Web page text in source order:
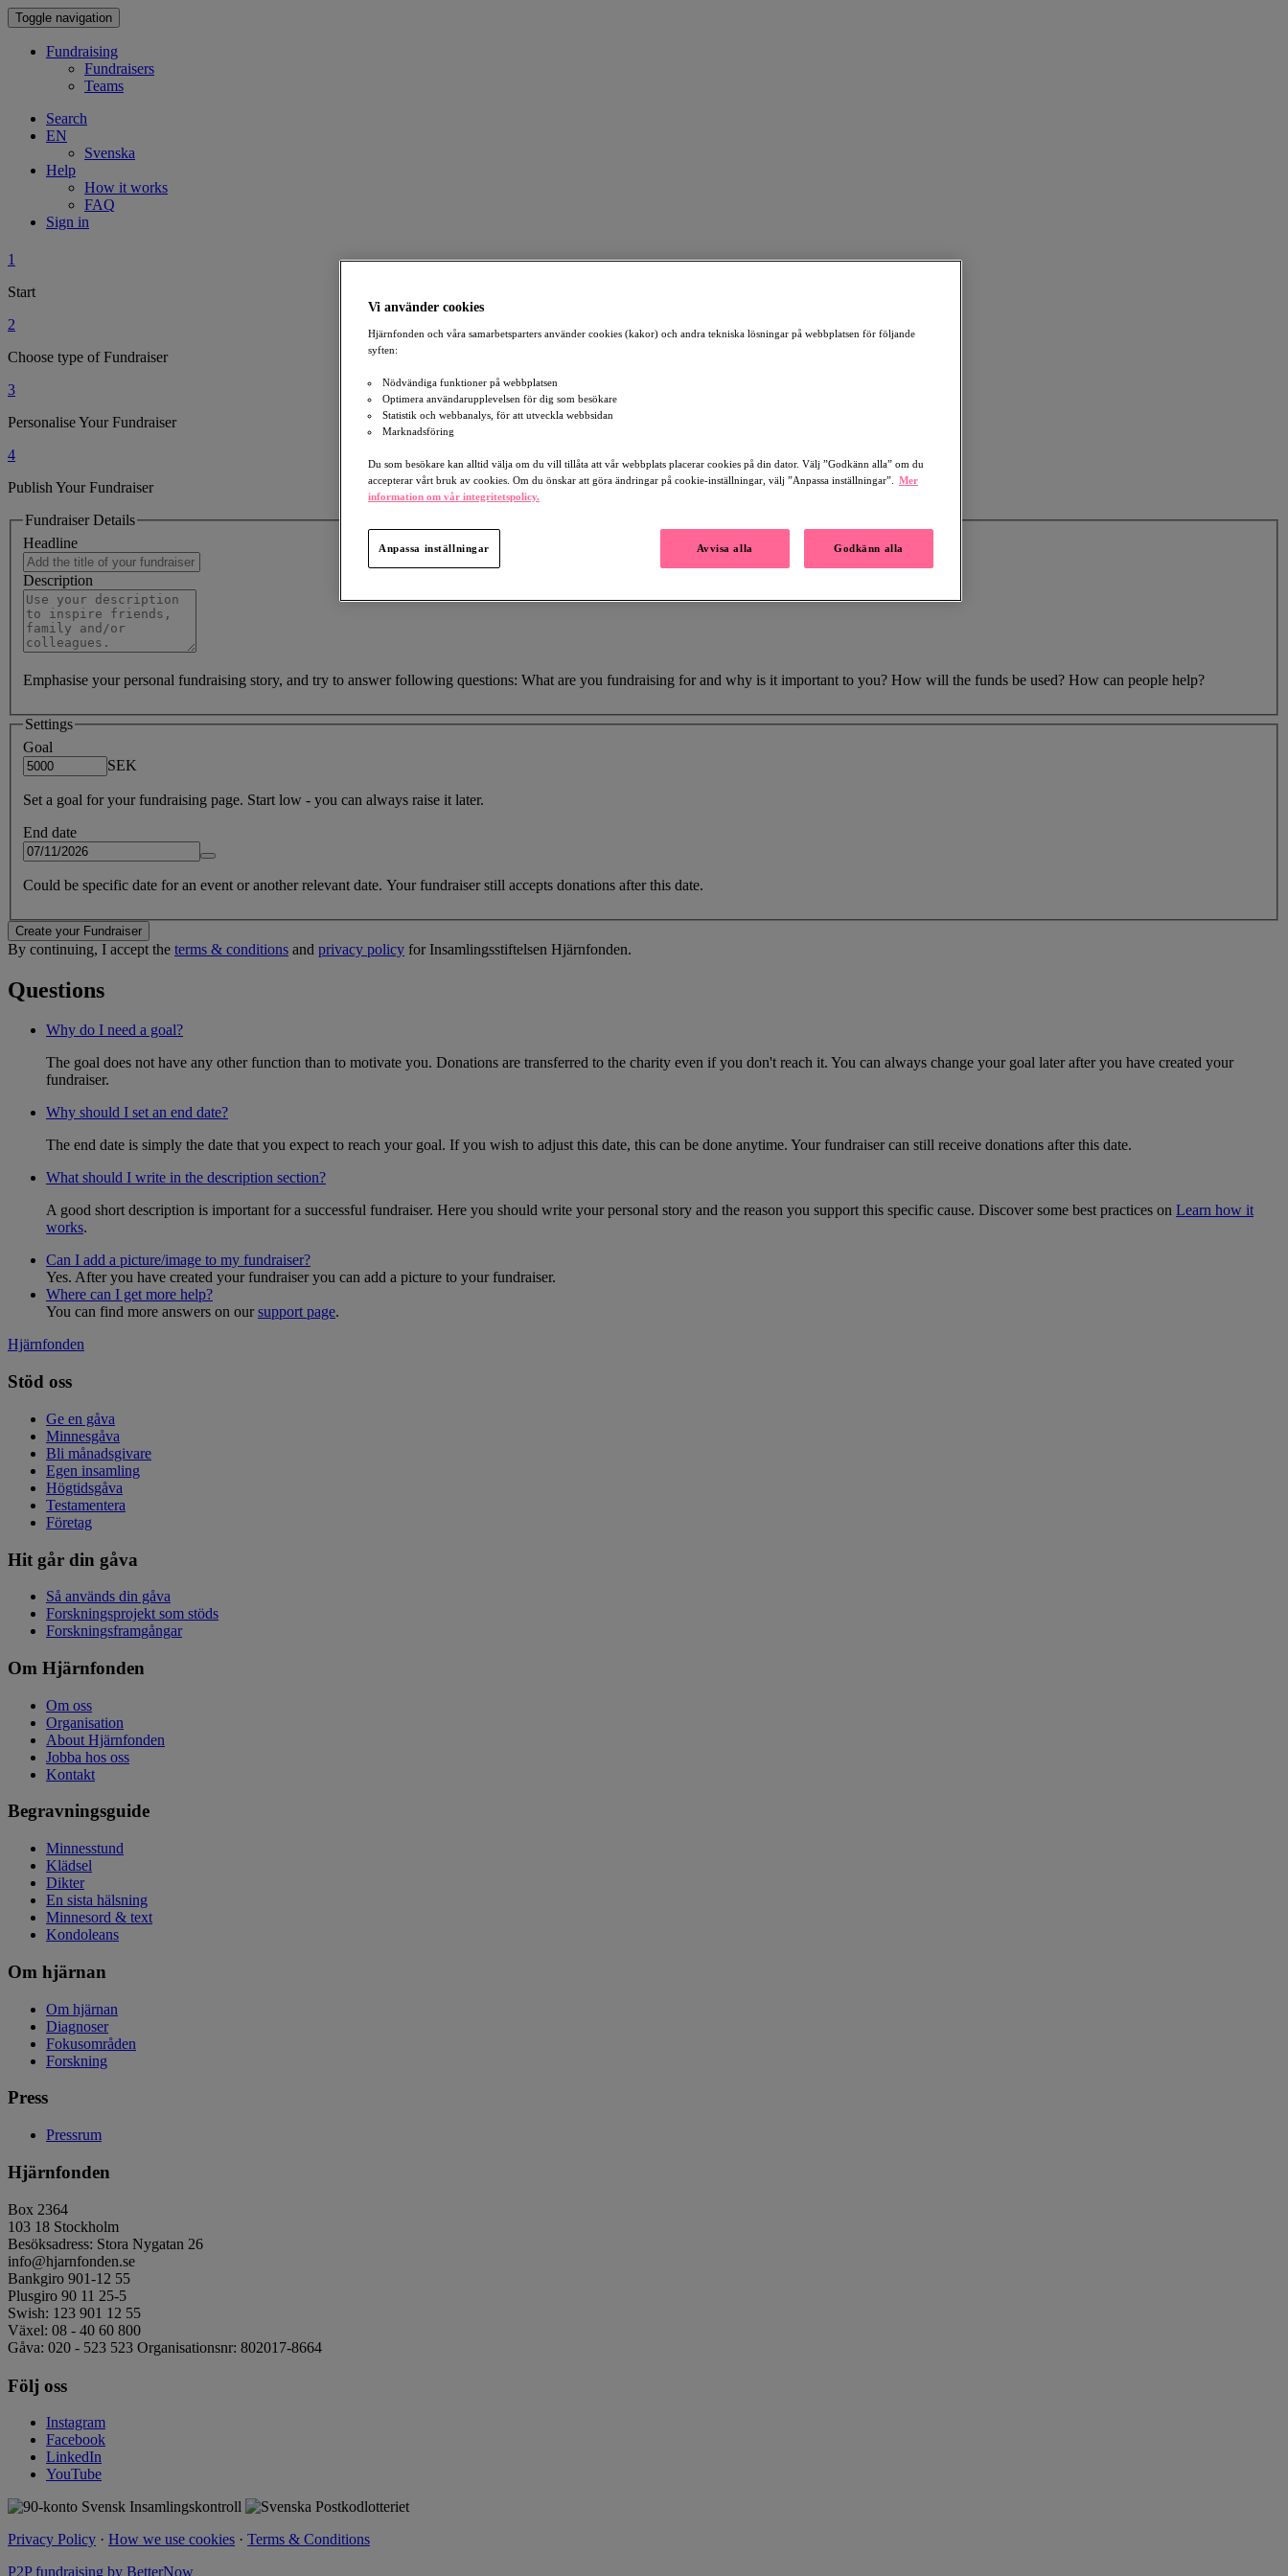
Toggle navigation
Fundraising
Fundraisers
Teams
Search
EN
Svenska
Help
How it works
FAQ
Sign in
1
Start
2
Choose type of Fundraiser
3
Personalise Your Fundraiser
4
Publish Your Fundraiser
Fundraiser Details
Headline
Description
Emphasise your personal fundraising story, and try to answer following questions: What are you fundraising for and why is it important to you? How will the funds be used? How can people help?
Settings
Goal
SEK
Set a goal for your fundraising page. Start low - you can always raise it later.
End date
Could be specific date for an event or another relevant date. Your fundraiser still accepts donations after this date.
Create your Fundraiser
By continuing, I accept the terms & conditions and privacy policy for Insamlingsstiftelsen Hjärnfonden.
Questions
Why do I need a goal?
The goal does not have any other function than to motivate you. Donations are transferred to the charity even if you don't reach it. You can always change your goal later after you have created your
fundraiser.
Why should I set an end date?
The end date is simply the date that you expect to reach your goal. If you wish to adjust this date, this can be done anytime. Your fundraiser can still receive donations after this date.
What should I write in the description section?
A good short description is important for a successful fundraiser. Here you should write your personal story and the reason you support this specific cause. Discover some best practices on Learn how it
works.
Can I add a picture/image to my fundraiser?
Yes. After you have created your fundraiser you can add a picture to your fundraiser.
Where can I get more help?
You can find more answers on oursupport page.
Hjärnfonden
Stöd oss
Ge en gåva
Minnesgåva
Bli månadsgivare
Egen insamling
Högtidsgåva
Testamentera
Företag
Hit går din gåva
Så används din gåva
Forskningsprojekt som stöds
Forskningsframgångar
Om Hjärnfonden
Om oss
Organisation
About Hjärnfonden
Jobba hos oss
Kontakt
Begravningsguide
Minnesstund
Klädsel
Dikter
En sista hälsning
Minnesord & text
Kondoleans
Om hjärnan
Om hjärnan
Diagnoser
Fokusområden
Forskning
Press
Pressrum
Hjärnfonden
Box 2364
103 18 Stockholm
Besöksadress: Stora Nygatan 26
info@hjarnfonden.se
Bankgiro 901-12 55
Plusgiro 90 11 25-5
Swish: 123 901 12 55
Växel: 08 - 40 60 800
Gåva: 020 - 523 523 Organisationsnr: 802017-8664
Följ oss
Instagram
Facebook
LinkedIn
YouTube
Privacy Policy · How we use cookies · Terms & Conditions
P2P fundraising by BetterNow
Vi använder cookies
Hjärnfonden och våra samarbetsparters använder cookies (kakor) och andra tekniska lösningar på webbplatsen för följande
syften:
Nödvändiga funktioner på webbplatsen
Optimera användarupplevelsen för dig som besökare
Statistik och webbanalys, för att utveckla webbsidan
Marknadsföring
Du som besökare kan alltid välja om du vill tillåta att vår webbplats placerar cookies på din dator. Välj ”Godkänn alla” om du
accepterar vårt bruk av cookies. Om du önskar att göra ändringar på cookie-inställningar, välj ”Anpassa inställningar”.
Mer
information om vår integritetspolicy.
Avvisa alla Godkänn alla
Anpassa inställningar